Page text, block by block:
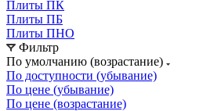
Плиты ПК
Плиты ПБ
Плиты ПНО
Фильтр
По умолчанию (возрастание)
По доступности (убывание)
По цене (убывание)
По цене (возрастание)